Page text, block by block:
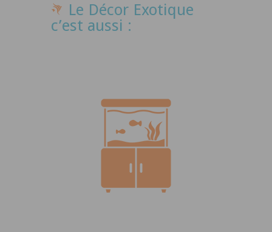
Le Décor Exotique
c’est aussi :